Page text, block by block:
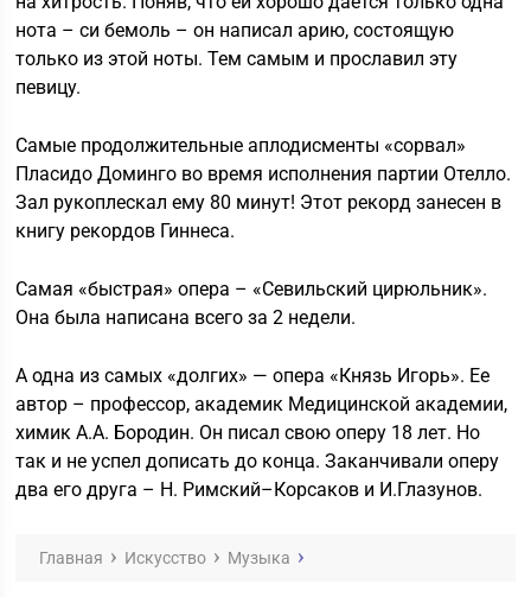
нота – си бемоль – он написал арию, состоящую
только из этой ноты. Тем самым и прославил эту
певицу.
Самые продолжительные аплодисменты «сорвал»
Пласидо Доминго во время исполнения партии Отелло.
Зал рукоплескал ему 80 минут! Этот рекорд занесен в
книгу рекордов Гиннеса.
Самая «быстрая» опера – «Севильский цирюльник».
Она была написана всего за 2 недели.
А одна из самых «долгих» — опера «Князь Игорь». Ее
автор – профессор, академик Медицинской академии,
химик А.А. Бородин. Он писал свою оперу 18 лет. Но
так и не успел дописать до конца. Заканчивали оперу
два его друга – Н. Римский–Корсаков и И.Глазунов.
Главная Искусство Музыка